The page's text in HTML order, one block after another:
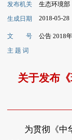
发布机关
生态环境部
生成日期
2018-05-28
文 号
公告 2018
主 题 词
关于发布
为贯彻《中华